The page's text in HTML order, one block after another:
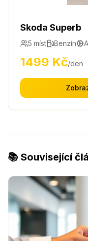
Skoda Superb
5 míst Benzín
1499 Kč/den
📚 Související